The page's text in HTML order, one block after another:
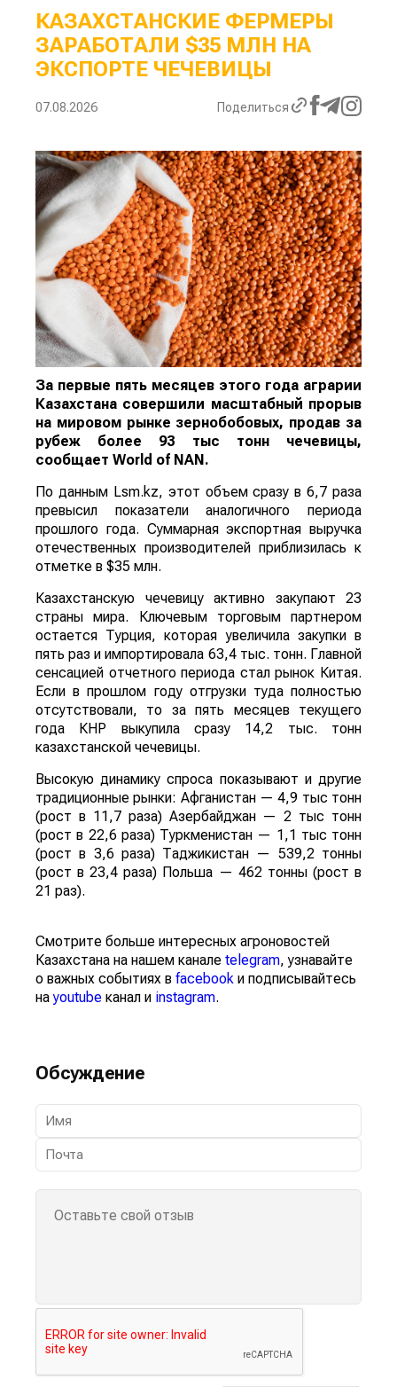
КАЗАХСТАНСКИЕ ФЕРМЕРЫ
ЗАРАБОТАЛИ $35 МЛН НА
ЭКСПОРТЕ ЧЕЧЕВИЦЫ
07.08.2026 Поделиться
За первые пять месяцев этого года аграрии
Казахстана совершили масштабный прорыв
на мировом рынке зернобобовых, продав за
рубеж более 93 тыс тонн чечевицы,
сообщает World of NAN .
По данным Lsm.kz, этот объем сразу в 6,7 раза
превысил показатели аналогичного периода
прошлого года. Суммарная экспортная выручка
отечественных производителей приблизилась к
отметке в $35 млн.
Казахстанскую чечевицу активно закупают 23
страны мира. Ключевым торговым партнером
остается Турция, которая увеличила закупки в
пять раз и импортировала 63,4 тыс. тонн. Главной
сенсацией отчетного периода стал рынок Китая.
Если в прошлом году отгрузки туда полностью
отсутствовали, то за пять месяцев текущего
года КНР выкупила сразу 14,2 тыс. тонн
казахстанской чечевицы.
Высокую динамику спроса показывают и другие
традиционные рынки: Афганистан — 4,9 тыс тонн
(рост в 11,7 раза) Азербайджан — 2 тыс тонн
(рост в 22,6 раза) Туркменистан — 1,1 тыс тонн
(рост в 3,6 раза) Таджикистан — 539,2 тонны
(рост в 23,4 раза) Польша — 462 тонны (рост в
21 раз).
Смотрите больше интересных агроновостей
Казахстана на нашем канале telegram, узнавайте
о важных событиях в facebook и подписывайтесь
наyoutube канал и instagram.
Обсуждение